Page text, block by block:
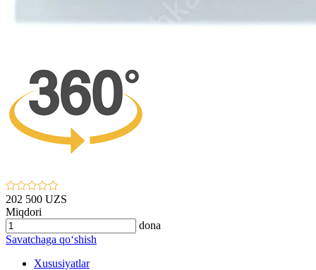
202 500 UZS
Miqdori
dona
Savatchaga qo‘shish
Xususiyatlar